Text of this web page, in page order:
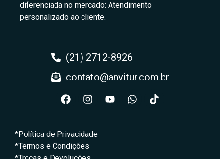
diferenciada no mercado: Atendimento
personalizado ao cliente.
(21) 2712-8926
contato@anvitur.com.br
*Política de Privacidade
*Termos e Condições